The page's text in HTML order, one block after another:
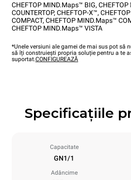
CHEFTOP MIND.Maps™ BIG,
COUNTERTOP, CHEFTOP-X™,
COMPACT, CHEFTOP MIND.Maps™
CHEFTOP MIND.Maps™ VISTA
*Unele versiuni ale gamei de mai sus pot să
să îți construiești propria soluție pentru a te
suportat.CONFIGUREAZĂ
Specificațiile
Capacitate
GN1/1
Adâncime